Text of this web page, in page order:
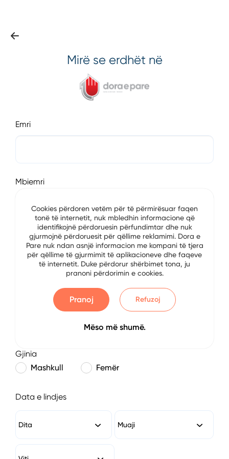
Mirë se erdhët në
Emri
Mbiemri
E-mail
Numri i Telefonit
Gjinia
Mashkull
Femër
Data e lindjes
Dita Muaji
Cookies përdoren vetëm për të përmirësuar faqen
tonë të internetit, nuk mbledhin informacione që
identifikojnë përdoruesin përfundimtar dhe nuk
gjurmojnë përdoruesit për qëllime reklamimi. Dora e
Pare nuk ndan asnjë informacion me kompani të tjera
për qëllime të gjurmimit të aplikacioneve dhe faqeve
të internetit. Duke përdorur shërbimet tona, ju
pranoni përdorimin e cookies.
Pranoj Refuzoj
Mëso më shumë.